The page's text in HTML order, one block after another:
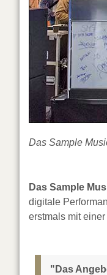
Das Sample
Das Sample
digitale
erstmals mit
"Das